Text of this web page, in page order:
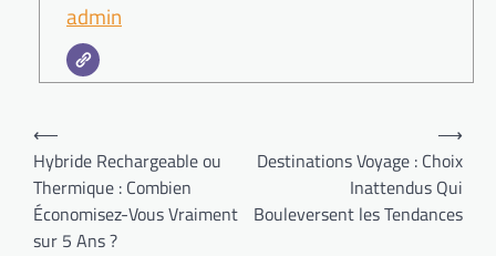
admin
Navigation
de
l’article
⟵
Hybride Rechargeable ou
Thermique : Combien
Économisez-Vous Vraiment
sur 5 Ans ?
Destinations Voyage : Choix
Inattendus Qui
Bouleversent les Tendances
⟶